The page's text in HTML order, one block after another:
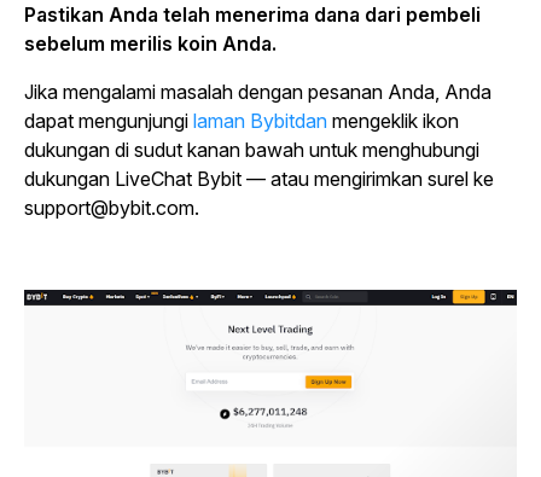
Pastikan Anda telah menerima dana dari pembeli
sebelum merilis koin Anda.
Jika mengalami masalah dengan pesanan Anda, Anda
dapat mengunjungi laman Bybitdan mengeklik ikon
dukungan di sudut kanan bawah untuk menghubungi
dukungan LiveChat Bybit — atau mengirimkan surel ke
support@bybit.com.